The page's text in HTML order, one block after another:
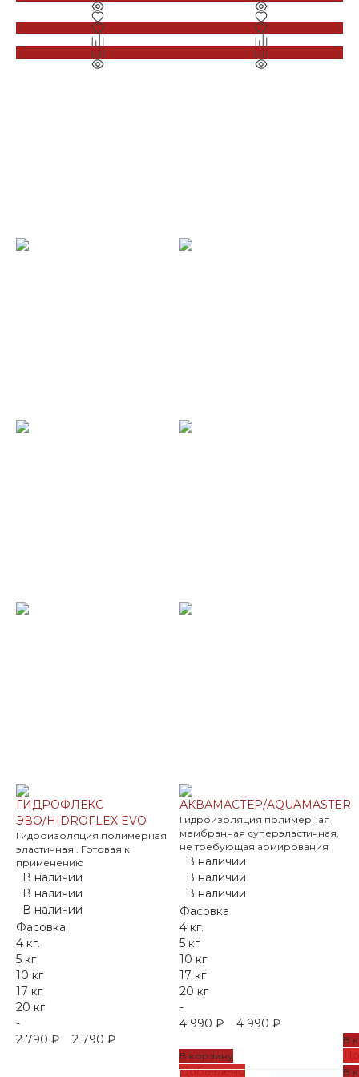
ГИДРОФЛЕКС
ЭВО/HIDROFLEX EVO
Гидроизоляция полимерная
эластичная . Готовая к
применению
В наличии
В наличии
В наличии
Фасовка
4 кг.
5 кг
10 кг
17 кг
20 кг
-
2 790 ₽
2 790 ₽
В корзину
Добавлено
АКВАМАСТЕР/AQUAMASTER
Гидроизоляция полимерная
мембранная суперэластичная,
не требующая армирования
В наличии
В наличии
В наличии
Фасовка
4 кг.
5 кг
10 кг
17 кг
20 кг
-
4 990 ₽
4 990 ₽
В
В